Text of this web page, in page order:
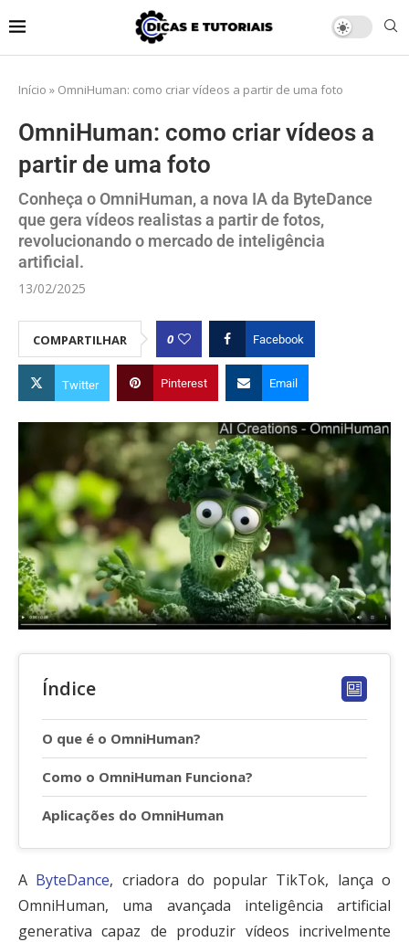
Início » OmniHuman: como criar vídeos a partir de uma foto
OmniHuman: como criar vídeos a
partir de uma foto
Conheça o OmniHuman, a nova IA da ByteDance
que gera vídeos realistas a partir de fotos,
revolucionando o mercado de inteligência
artificial.
13/02/2025
COMPARTILHAR 0 Facebook
Twitter Pinterest Email
Índice
O que é o OmniHuman?
Como o OmniHuman Funciona?
Aplicações do OmniHuman
A ByteDance, criadora do popular TikTok, lança o
OmniHuman, uma avançada inteligência artificial
generativa capaz de produzir vídeos incrivelmente